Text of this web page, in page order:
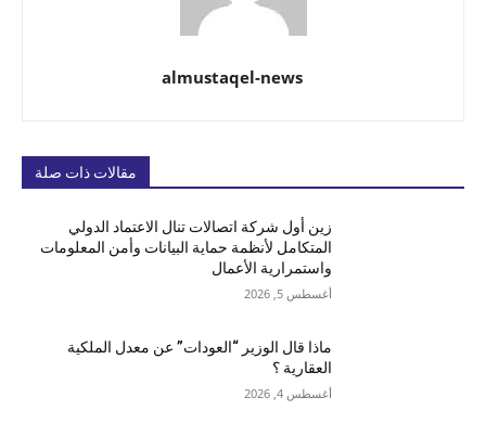
almustaqel-news
مقالات ذات صلة
زين أول شركة اتصالات تنال الاعتماد الدولي
المتكامل لأنظمة حماية البيانات وأمن المعلومات
واستمرارية الأعمال
أغسطس 5, 2026
ماذا قال الوزير “العودات” عن معدل الملكية
العقارية ؟
أغسطس 4, 2026